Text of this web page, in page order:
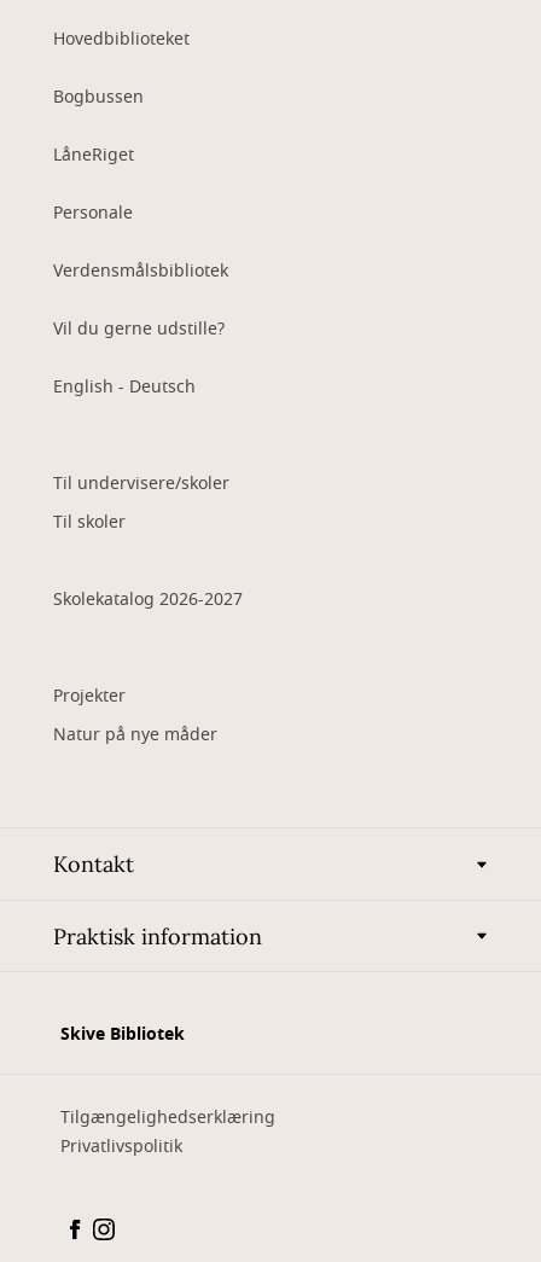
Hovedbiblioteket
Bogbussen
LåneRiget
Personale
Verdensmålsbibliotek
Vil du gerne udstille?
English - Deutsch
Til undervisere/skoler
Til skoler
Skolekatalog 2026-2027
Projekter
Natur på nye måder
Kontakt
Praktisk information
Skive Bibliotek
Tilgængelighedserklæring
Privatlivspolitik